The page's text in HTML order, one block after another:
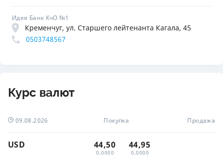
Идея Банк КчО №1
Кременчуг, ул. Старшего лейтенанта Кагала, 45
0503748567
Курс валют
09.08.2026 Покупка Продажа
USD 44,50
0,0000
44,95
0,0000